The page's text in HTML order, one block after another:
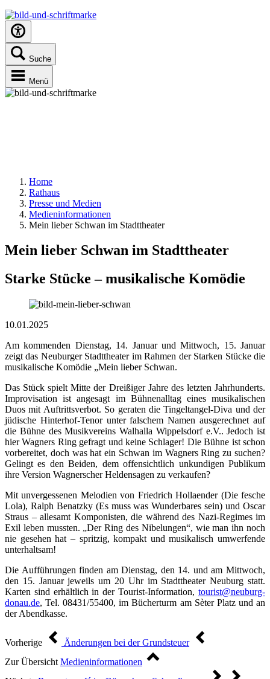
Suche
Menü
Home
Rathaus
Presse und Medien
Medieninformationen
Mein lieber Schwan im Stadttheater
Mein lieber Schwan im Stadttheater
Starke Stücke – musikalische Komödie
10.01.2025
Am kommenden Dienstag, 14. Januar und Mittwoch, 15. Januar
zeigt das Neuburger Stadttheater im Rahmen der Starken Stücke die
musikalische Komödie „Mein lieber Schwan.
Das Stück spielt Mitte der Dreißiger Jahre des letzten Jahrhunderts.
Improvisation ist angesagt im Bühnenalltag eines musikalischen
Duos mit Auftrittsverbot. So geraten die Tingeltangel-Diva und der
jüdische Hinterhof-Tenor unter falschem Namen ausgerechnet auf
die Bühne des Musikvereins Walhalla Wippelsdorf e.V.. Jedoch ist
hier Wagners Ring gefragt und keine Schlager! Die Bühne ist schon
vorbereitet, doch was hat ein Schwan im Wagners Ring zu suchen?
Gelingt es den Beiden, dem offensichtlich unkundigen Publikum
ihre Version Wagnerscher Heldensagen zu verkaufen?
Mit unvergessenen Melodien von Friedrich Hollaender (Die fesche
Lola), Ralph Benatzky (Es muss was Wunderbares sein) und Oscar
Straus – allesamt Komponisten, die während des Nazi-Regimes im
Exil leben mussten. „Der Ring des Nibelungen“, wie man ihn noch
nie gesehen hat – spritzig, kompakt und musikalisch umwerfende
unterhaltsam!
Die Aufführungen finden am Dienstag, den 14. und am Mittwoch,
den 15. Januar jeweils um 20 Uhr im Stadttheater Neuburg statt.
Karten sind erhältlich in der Tourist-Information, tourist@neuburg-
donau.de, Tel. 08431/55400, im Bücherturm am Sèter Platz und an
der Abendkasse.
Vorherige
Änderungen bei der Grundsteuer
Zur Übersicht Medieninformationen